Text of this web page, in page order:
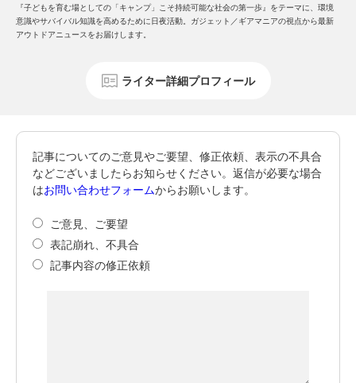
『子どもを育む場としての「キャンプ」こそ持続可能な社会の第一歩』をテーマに、環境
意識やサバイバル知識を高めるために日夜活動。ガジェット／ギアマニアの視点から最新
アウトドアニュースをお届けします。
ライター詳細プロフィール
記事についてのご意見やご要望、修正依頼、表示の不具合
などございましたらお知らせください。返信が必要な場合
はお問い合わせフォームからお願いします。
ご意見、ご要望
表記崩れ、不具合
記事内容の修正依頼